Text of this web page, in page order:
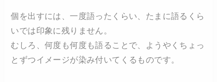
個を出すには、一度語ったくらい、たまに語るくら
いでは印象に残りません。
むしろ、何度も何度も語ることで、ようやくちょっ
とずつイメージが染み付いてくるものです。